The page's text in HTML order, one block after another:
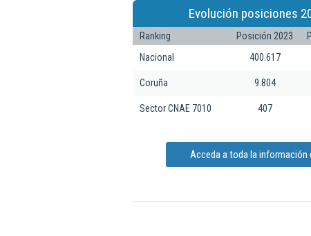
Evolución posiciones
Ranking Posición 2023
Nacional
400.617
Coruña 9.804
Sector CNAE 7010 407
Acceda a toda la información